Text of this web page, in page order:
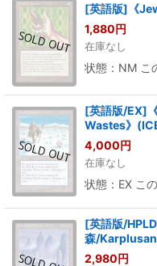
[英語版]《
1,880円
在庫なし
状態：NM こ
[英語版/EX]
Wastes》
4,000円
在庫なし
状態：EX こ
[英語版/
森/
2,980円